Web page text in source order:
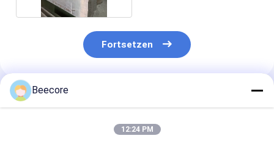
Fortsetzen
Empfohlene Produkte
Beecore
12:24 PM